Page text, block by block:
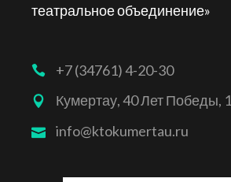
театральное объединение»
+7 (34761) 4-20-30
Кумертау, 40 Лет Победы, 1
info@ktokumertau.ru